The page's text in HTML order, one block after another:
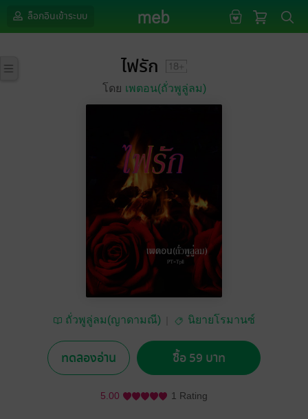
ล็อกอินเข้าระบบ
ไฟรัก
โดย เพตอน(ถั่วพูลู่ลม)
ถั่วพูลู่ลม(ญาดามณี) นิยายโรมานซ์
ทดลองอ่าน ซื้อ 59 บาท
5.00 1 Rating